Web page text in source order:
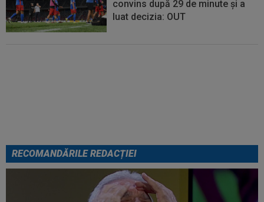
convins după 29 de minute și a
luat decizia: OUT
RECOMANDĂRILE REDACȚIEI